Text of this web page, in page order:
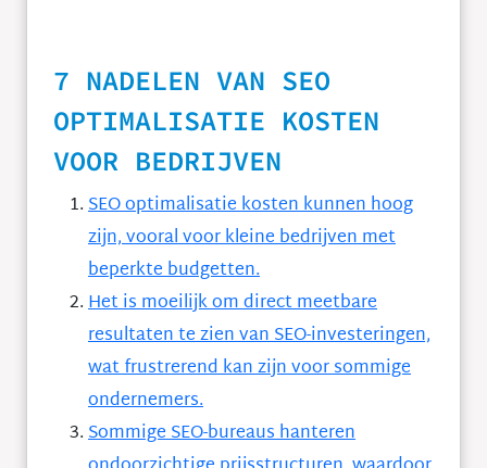
7 NADELEN VAN SEO
OPTIMALISATIE KOSTEN
VOOR BEDRIJVEN
SEO optimalisatie kosten kunnen hoog
zijn, vooral voor kleine bedrijven met
beperkte budgetten.
Het is moeilijk om direct meetbare
resultaten te zien van SEO-investeringen,
wat frustrerend kan zijn voor sommige
ondernemers.
Sommige SEO-bureaus hanteren